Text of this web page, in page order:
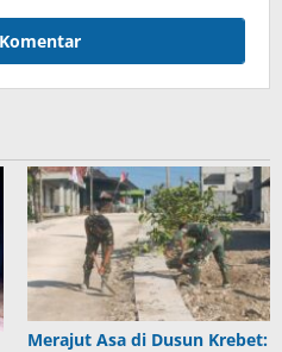
Merajut Asa di Dusun Krebet: